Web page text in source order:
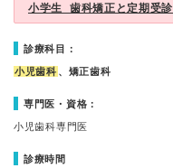
小学生_歯科矯正と定期受診
診療科目：
小児歯科 、矯正歯科
専門医・資格：
小児歯科専門医
診療時間